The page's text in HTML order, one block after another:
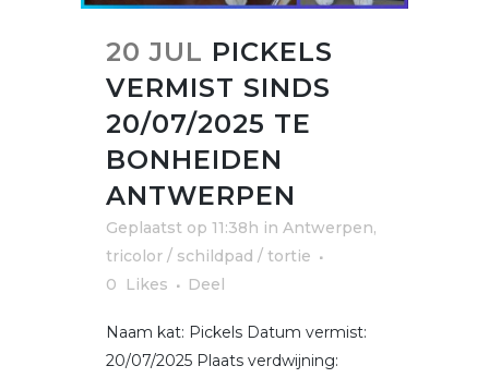
20 JUL PICKELS
VERMIST SINDS
20/07/2025 TE
BONHEIDEN
ANTWERPEN
Geplaatst op 11:38h in Antwerpen,
tricolor / schildpad / tortie
0
Likes Deel
Naam kat: Pickels Datum vermist:
20/07/2025 Plaats verdwijning: